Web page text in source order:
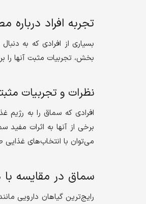
تجربه افراد
بسیاری از افرادی که به
بخش، تجربیات مثبت آنها را
نظرات و تجربیات
افرادی که سماق را به رژیم
برخی از آنها به اثرات
می‌توان با انتخاب‌های
سماق در مقایسه با
رایج‌ترین گیاهان دارویی